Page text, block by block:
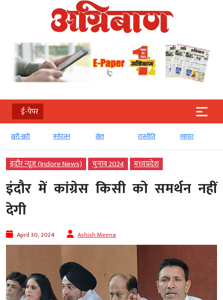
ई-पेपर
खरी-खरी मनोरंजन खेल राजनीति व्‍यापार
इंदौर न्यूज़ (Indore News) चुनाव 2024 मध्‍यप्रदेश
इंदौर में कांग्रेस किसी को समर्थन नहीं
देगी
April 30, 2024 Ashish Meena